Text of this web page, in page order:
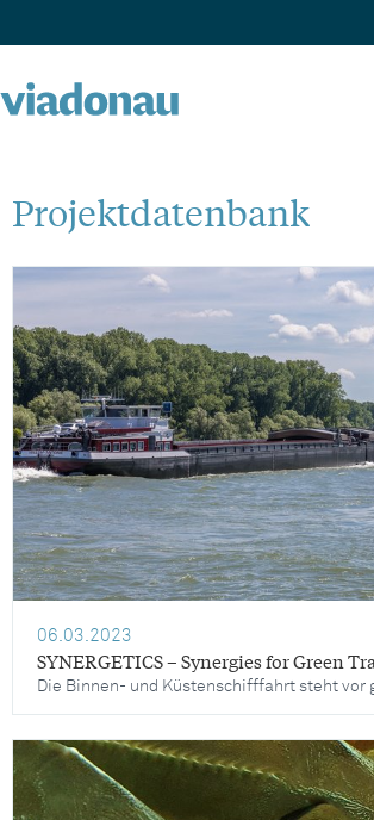
Projektdatenbank
06.03.2023